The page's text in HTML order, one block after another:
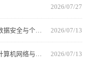
2026/07/27
院政〔2026〕114号关于印发《吕梁学院数据安全与个人信息保护管理办法》的通知 2026/07/13
院政〔2026〕113号关于印发《吕梁学院计算机网络与信息安全保密管理办法》的通知 2026/07/13